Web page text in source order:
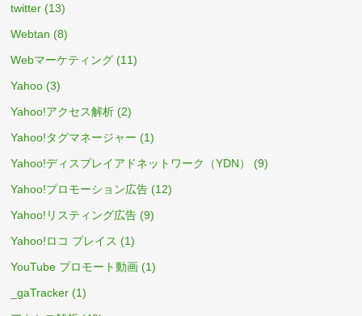
twitter (13)
Webtan (8)
Webマーケティング (11)
Yahoo (3)
Yahoo!アクセス解析 (2)
Yahoo!タグマネージャー (1)
Yahoo!ディスプレイアドネットワーク（YDN）
(9)
Yahoo!プロモーション広告 (12)
Yahoo!リスティング広告 (9)
Yahoo!ロコ プレイス (1)
YouTube プロモート動画 (1)
_gaTracker (1)